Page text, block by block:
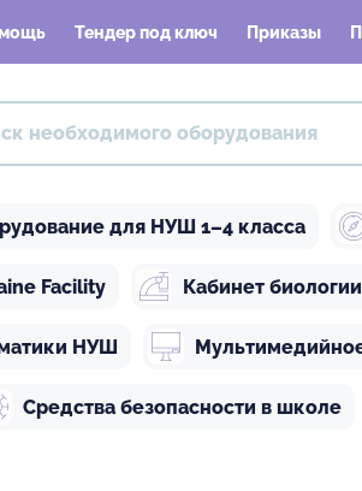
Тендер под ключ Приказы
для НУШ 1–4 класса
Facility Кабинет
НУШ
Средства безопасности в школе